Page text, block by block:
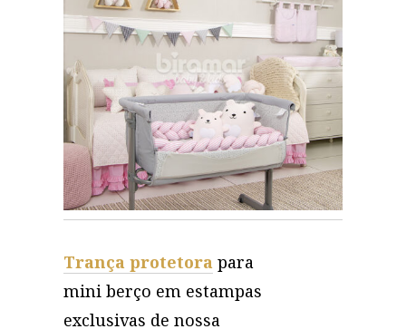
Trança protetora para
mini berço em estampas
exclusivas de nossa